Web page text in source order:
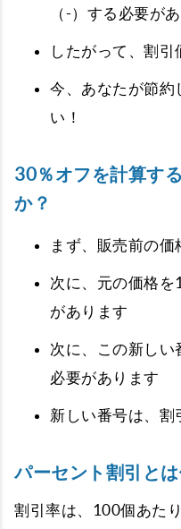
（-）する必要が
したがって、割
今、あなたが節約
い！
30％オフを計算す
か？
まず、販売前の
次に、元の価格
があります
次に、この新しい
必要があります
新しい番号は、割
パーセント割引と
割引率は、100個あた